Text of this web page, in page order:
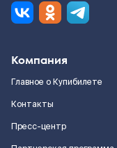
Компания
Главное о Купибилете
Контакты
Пресс-центр